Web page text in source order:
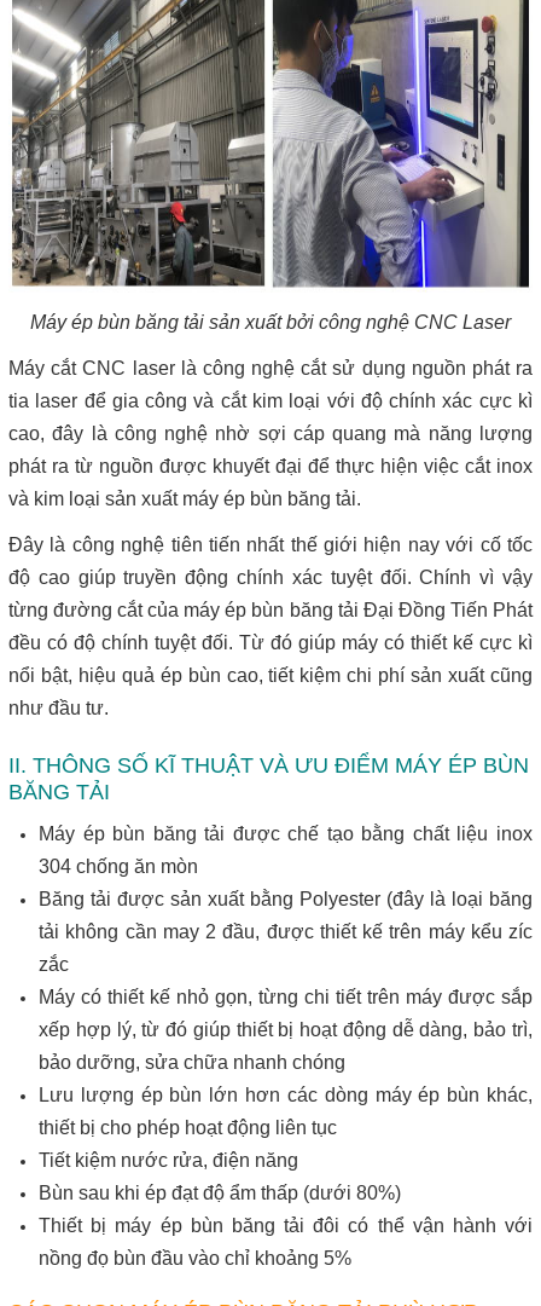
Máy ép bùn băng tải sản xuất bởi công nghệ CNC Laser
Máy cắt CNC laser là công nghệ cắt sử dụng nguồn phát ra
tia laser để gia công và cắt kim loại với độ chính xác cực kì
cao, đây là công nghệ nhờ sợi cáp quang mà năng lượng
phát ra từ nguồn được khuyết đại để thực hiện việc cắt inox
và kim loại sản xuất máy ép bùn băng tải.
Đây là công nghệ tiên tiến nhất thế giới hiện nay với cố tốc
độ cao giúp truyền động chính xác tuyệt đối. Chính vì vậy
từng đường cắt của máy ép bùn băng tải Đại Đồng Tiến Phát
đều có độ chính tuyệt đối. Từ đó giúp máy có thiết kế cực kì
nổi bật, hiệu quả ép bùn cao, tiết kiệm chi phí sản xuất cũng
như đầu tư.
II. THÔNG SỐ KĨ THUẬT VÀ ƯU ĐIỂM MÁY ÉP BÙN
BĂNG TẢI
Máy ép bùn băng tải được chế tạo bằng chất liệu inox
304 chống ăn mòn
Băng tải được sản xuất bằng Polyester (đây là loại băng
tải không cần may 2 đầu, được thiết kế trên máy kểu zíc
zắc
Máy có thiết kế nhỏ gọn, từng chi tiết trên máy được sắp
xếp hợp lý, từ đó giúp thiết bị hoạt động dễ dàng, bảo trì,
bảo dưỡng, sửa chữa nhanh chóng
Lưu lượng ép bùn lớn hơn các dòng máy ép bùn khác,
thiết bị cho phép hoạt động liên tục
Tiết kiệm nước rửa, điện năng
Bùn sau khi ép đạt độ ẩm thấp (dưới 80%)
Thiết bị máy ép bùn băng tải đôi có thể vận hành với
nồng đọ bùn đầu vào chỉ khoảng 5%